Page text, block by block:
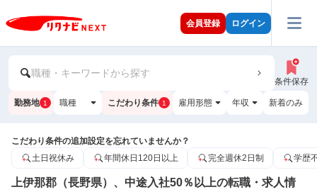
会員登録 ログイン
職種・キーワードから探す
条件保存
勤務地 1 職種 こだわり条件 1 雇用形態 年収 新着のみ
こだわり条件の追加設定を忘れていませんか？
土日祝休み
年間休日120日以上 完全週休2日制 学歴
上伊那郡（長野県）、中途入社50％以上の転職・求人情